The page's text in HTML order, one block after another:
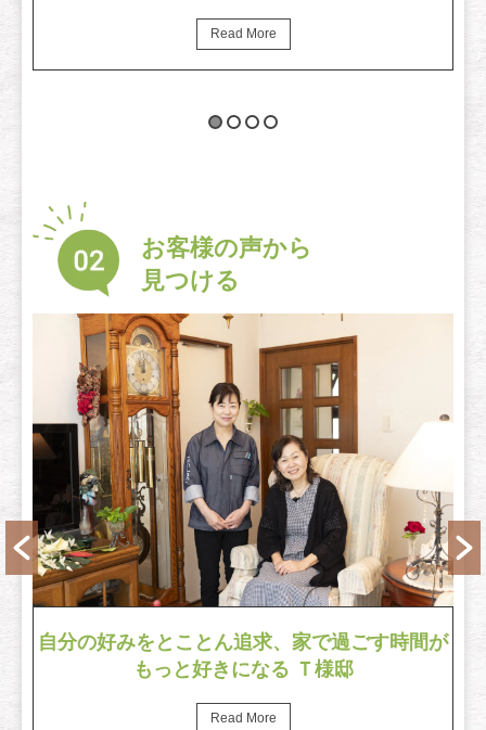
Read More
お客様の声から
見つける
自分の好みをとことん追求、家で過ごす時間が
もっと好きになる Ｔ様邸
Read More